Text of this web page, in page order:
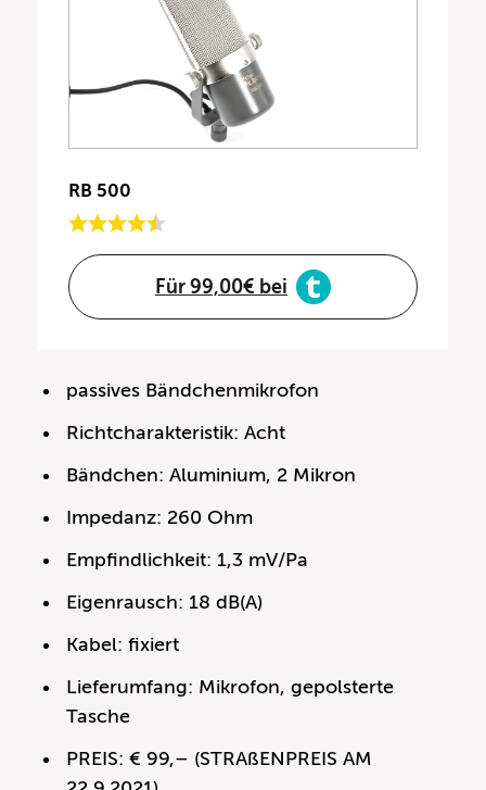
RB 500
Für 99,00€ bei
passives Bändchenmikrofon
Richtcharakteristik: Acht
Bändchen: Aluminium, 2 Mikron
Impedanz: 260 Ohm
Empfindlichkeit: 1,3 mV/Pa
Eigenrausch: 18 dB(A)
Kabel: fixiert
Lieferumfang: Mikrofon, gepolsterte
Tasche
PREIS: € 99,– (STRAßENPREIS AM